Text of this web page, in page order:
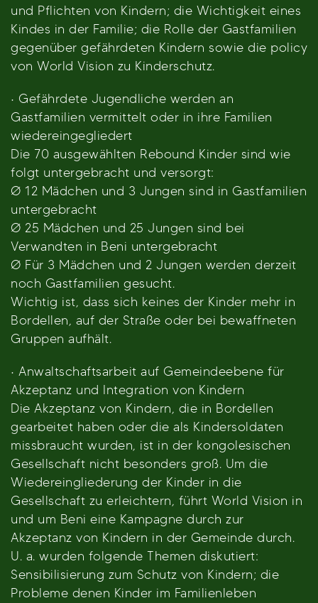
und Pflichten von Kindern; die Wichtigkeit eines
Kindes in der Familie; die Rolle der Gastfamilien
gegenüber gefährdeten Kindern sowie die policy
von World Vision zu Kinderschutz.
· Gefährdete Jugendliche werden an
Gastfamilien vermittelt oder in ihre Familien
wiedereingegliedert
Die 70 ausgewählten Rebound Kinder sind wie
folgt untergebracht und versorgt:
Ø 12 Mädchen und 3 Jungen sind in Gastfamilien
untergebracht
Ø 25 Mädchen und 25 Jungen sind bei
Verwandten in Beni untergebracht
Ø Für 3 Mädchen und 2 Jungen werden derzeit
noch Gastfamilien gesucht.
Wichtig ist, dass sich keines der Kinder mehr in
Bordellen, auf der Straße oder bei bewaffneten
Gruppen aufhält.
· Anwaltschaftsarbeit auf Gemeindeebene für
Akzeptanz und Integration von Kindern
Die Akzeptanz von Kindern, die in Bordellen
gearbeitet haben oder die als Kindersoldaten
missbraucht wurden, ist in der kongolesischen
Gesellschaft nicht besonders groß. Um die
Wiedereingliederung der Kinder in die
Gesellschaft zu erleichtern, führt World Vision in
und um Beni eine Kampagne durch zur
Akzeptanz von Kindern in der Gemeinde durch.
U. a. wurden folgende Themen diskutiert:
Sensibilisierung zum Schutz von Kindern; die
Probleme denen Kinder im Familienleben